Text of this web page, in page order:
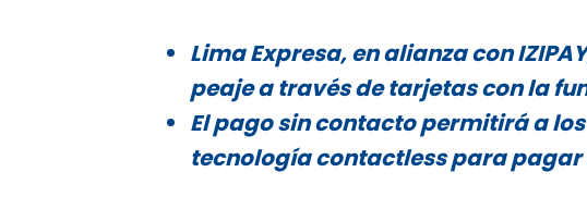
Lima Expresa, en alianza con
peaje a través de tarjetas con la
El pago sin contacto permitirá a
tecnología contactless para pagar